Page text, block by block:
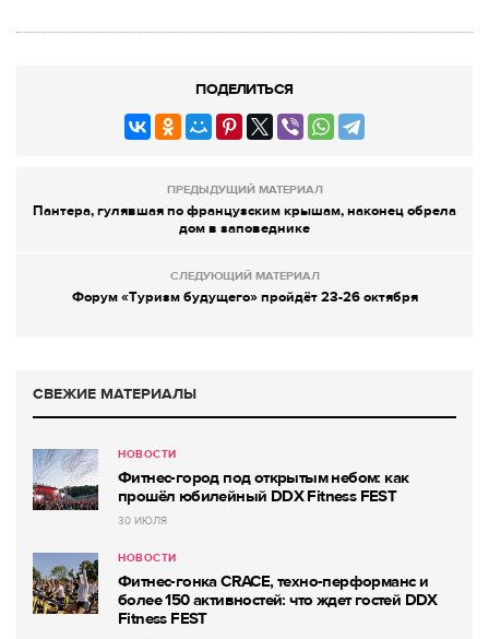
ПОДЕЛИТЬСЯ
ПРЕДЫДУЩИЙ МАТЕРИАЛ
Пантера, гулявшая по французским крышам, наконец обрела
дом в заповеднике
СЛЕДУЮЩИЙ МАТЕРИАЛ
Форум «Туризм будущего» пройдёт 23-26 октября
СВЕЖИЕ МАТЕРИАЛЫ
НОВОСТИ
Фитнес-город под открытым небом: как
прошёл юбилейный DDX Fitness FEST
30 ИЮЛЯ
НОВОСТИ
Фитнес-гонка CRACE, техно-перформанс и
более 150 активностей: что ждет гостей DDX
Fitness FEST